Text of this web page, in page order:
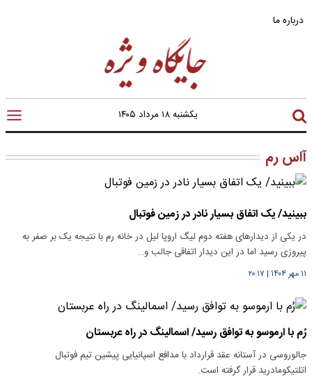
درباره ما
یکشنبه ۱۸ مرداد ۱۴۰۵
آاس رم
ببینید/ یک اتفاق بسیار نادر در زمین فوتبال
در یکی از دیدارهای هفته دوم لیگ اروپا لیل در خانه رم با نتیجه یک بر صفر به
پیروزی رسید اما در این دیدار اتفاقی جالب و…
۱۱ مهر ۱۴۰۴ | ۲۰:۱۷
رُم با ارموسو به توافق رسید/ اسمالینگ در راه عربستان
جالوروسی در آستانه عقد قرارداد با مدافع اسپانیایی پیشین تیم فوتبال
اتلتیکومادرید قرار گرفته است.